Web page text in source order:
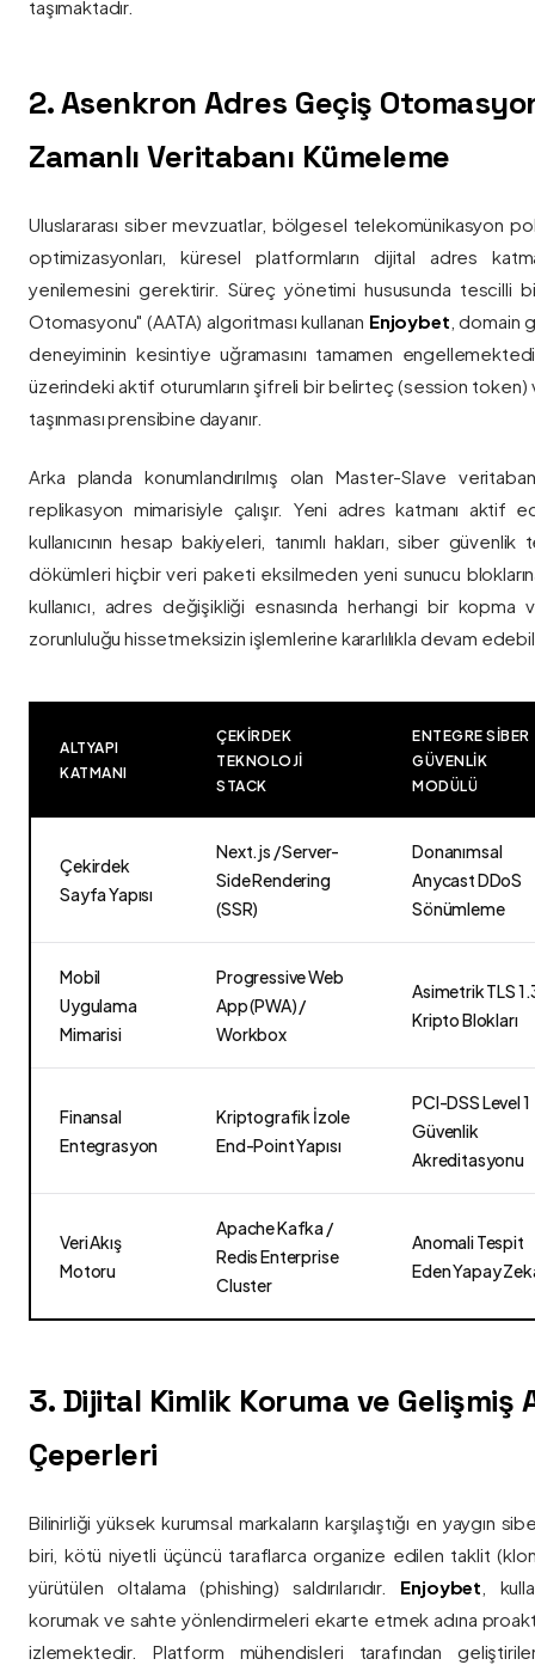
taşımaktadır.
2. Asenkron Adres Geçiş
Zamanlı Veritabanı Kümeleme
Uluslararası siber mevzuatlar, bölgesel telekomünikasyon
optimizasyonları, küresel platformların dijital adres
yenilemesini gerektirir. Süreç yönetimi hususunda tescilli
Otomasyonu" (AATA) algoritması kullanan Enjoybet , domain
deneyiminin kesintiye uğramasını tamamen
üzerindeki aktif oturumların şifreli bir belirteç (session token)
taşınması prensibine dayanır.
Arka planda konumlandırılmış olan Master-Slave
replikasyon mimarisiyle çalışır. Yeni adres katmanı aktif
kullanıcının hesap bakiyeleri, tanımlı hakları, siber
dökümleri hiçbir veri paketi eksilmeden yeni sunucu
kullanıcı, adres değişikliği esnasında herhangi bir
zorunluluğu hissetmeksizin işlemlerine kararlılıkla devam
ALTYAPI
KATMANI
ÇEKIRDEK
TEKNOLOJI
STACK
ENTEGRE SIBER
GÜVENLIK
MODÜLÜ
Çekirdek
Sayfa Yapısı
Next.js / Server-
Side Rendering
(SSR)
Donanımsal
Anycast DDoS
Sönümleme
Mobil
Uygulama
Mimarisi
Progressive Web
App (PWA) /
Workbox
Asimetrik TLS
Kripto Blokları
Finansal
Entegrasyon
Kriptografik İzole
End-Point Yapısı
PCI-DSS Level 1
Güvenlik
Akreditasyonu
Veri Akış
Motoru
Apache Kafka /
Redis Enterprise
Cluster
Anomali Tespit
Eden Yapay
3. Dijital Kimlik Koruma ve Gelişmiş
Çeperleri
Bilinirliği yüksek kurumsal markaların karşılaştığı en yaygın
biri, kötü niyetli üçüncü taraflarca organize edilen taklit
yürütülen oltalama (phishing) saldırılarıdır. Enjoybet ,
korumak ve sahte yönlendirmeleri ekarte etmek adına
izlemektedir. Platform mühendisleri tarafından